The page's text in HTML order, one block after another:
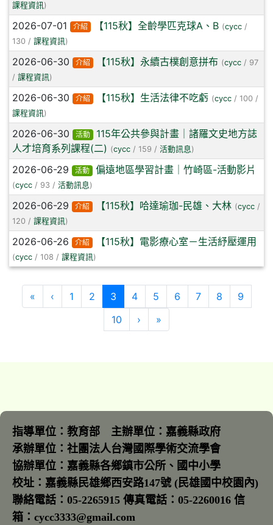
課程資訊)
2026-07-01 介紹 【115秋】全齡學匹克球A、B (cycc/
130 / 課程資訊)
2026-06-30 介紹 【115秋】永續古樸創意拼布 (cycc/ 97
/ 課程資訊)
2026-06-30 介紹 【115秋】生活法律不吃虧 (cycc/ 100 /
課程資訊)
2026-06-30 活動
115年公共參與計畫｜諸羅文史地方誌
人才培育系列課程(二) (cycc / 159 / 活動訊息)
2026-06-29 活動 偏遠地區學習計畫｜竹崎區-活動影片
(cycc / 93 / 活動訊息)
2026-06-29 介紹 【115秋】哈達瑜珈-民雄、大林 (cycc/
120 / 課程資訊)
2026-06-26 介紹 【115秋】電影療心室－生活紓壓運用
(cycc / 108 / 課程資訊)
«第一頁
‹上一頁
1 2 3(目前頁次)
4 5 6 7 8
9
10
›下一頁
»最後頁
指導單位：教育部 主辦單位：嘉義縣政府
承辦單位：社團法人台灣國際學術交流學會
協辦單位：嘉義縣各鄉鎮市公所、國中小學
校址：嘉義縣民雄鄉西安路147號 (民雄國中校園內)
聯絡電話：05-2265915 傳真電話：05-2260016 信
箱：cycc3333@gmail.com